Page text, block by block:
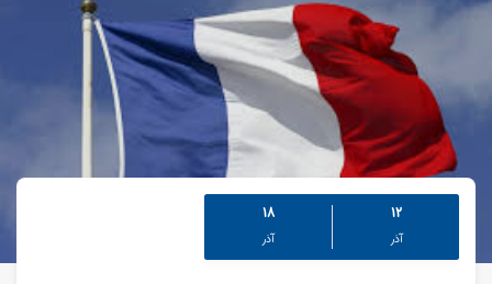
12
آذر
18
آذر